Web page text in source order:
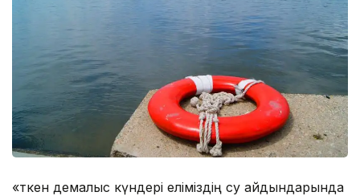
«Өткен демалыс күндері еліміздің су айдындарында